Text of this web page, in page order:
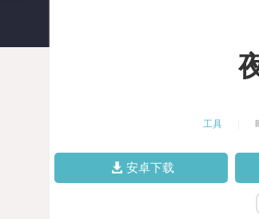
工具
安卓下载